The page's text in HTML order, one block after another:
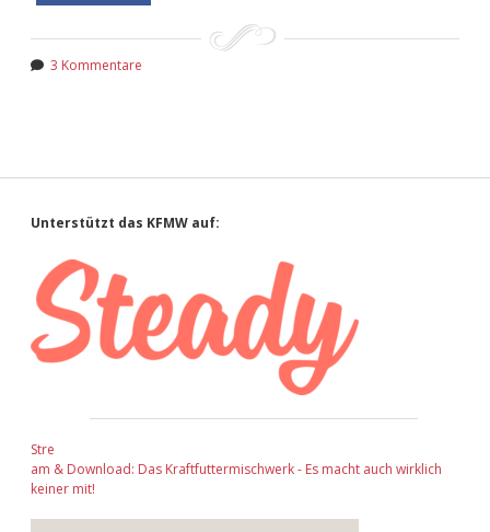
Adventskalender 2019
Adventskalender 2024
3 Kommentare
Sidebar
Unterstützt das KFMW auf:
Stre
am & Download: Das Kraftfuttermischwerk - Es macht auch wirklich
keiner mit!